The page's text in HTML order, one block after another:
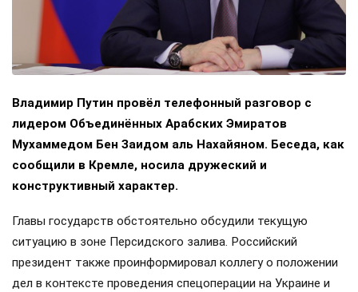
Владимир Путин провёл телефонный разговор с
лидером Объединённых Арабских Эмиратов
Мухаммедом Бен Заидом аль Нахайяном. Беседа, как
сообщили в Кремле, носила дружеский и
конструктивный характер.
Главы государств обстоятельно обсудили текущую
ситуацию в зоне Персидского залива. Российский
президент также проинформировал коллегу о положении
дел в контексте проведения спецоперации на Украине и